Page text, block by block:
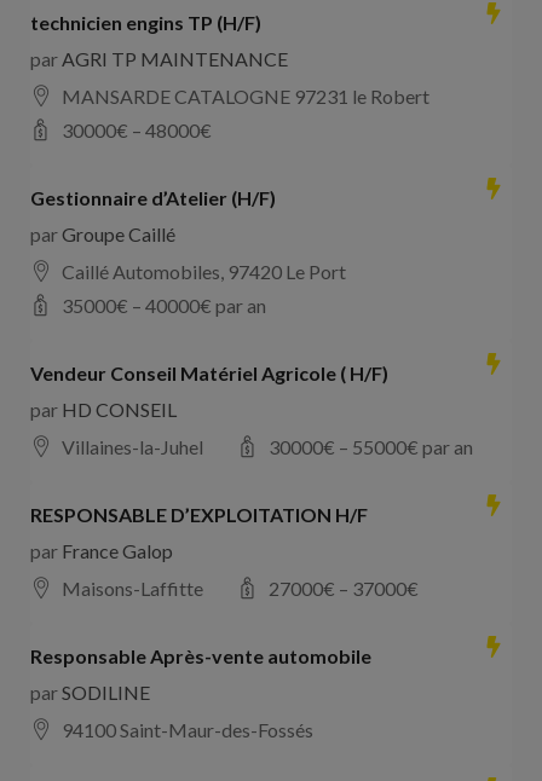
technicien engins TP (H/F)
parAGRI TP MAINTENANCE
MANSARDE CATALOGNE 97231 le Robert
30000€ – 48000€
Gestionnaire d’Atelier (H/F)
parGroupe Caillé
Caillé Automobiles, 97420 Le Port
35000€ – 40000€ par an
Vendeur Conseil Matériel Agricole ( H/F)
par HD CONSEIL
Villaines-la-Juhel
30000€ – 55000€ par an
RESPONSABLE D’EXPLOITATION H/F
par France Galop
Maisons-Laffitte
27000€ – 37000€
Responsable Après-vente automobile
parSODILINE
94100 Saint-Maur-des-Fossés